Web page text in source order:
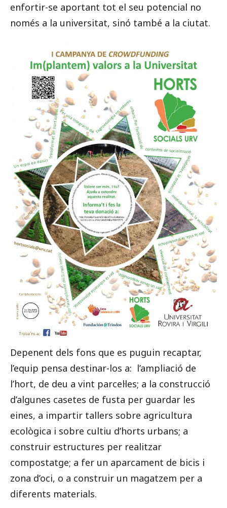
enfortir-se aportant tot el seu potencial no
només a la universitat, sinó també a la ciutat.
Depenent dels fons que es puguin recaptar,
l’equip pensa destinar-los a: l’ampliació de
l’hort, de deu a vint parcel·les; a la construcció
d’algunes casetes de fusta per guardar les
eines, a impartir tallers sobre agricultura
ecològica i sobre cultiu d’horts urbans; a
construir estructures per realitzar
compostatge; a fer un aparcament de bicis i
zona d’oci, o a construir un magatzem per a
diferents materials.